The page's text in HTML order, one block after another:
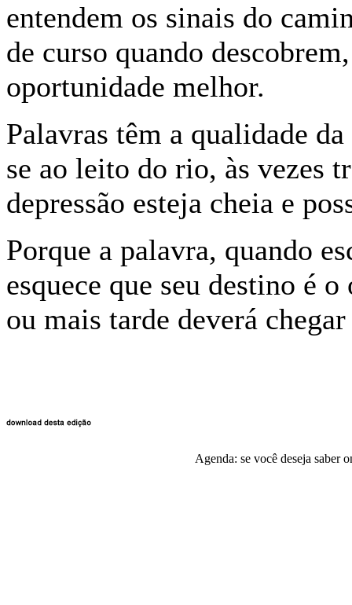
entendem os sinais do
de curso quando
oportunidade melhor.
Palavras têm a qualidade
se ao leito do rio, às vezes
depressão esteja cheia e
Porque a palavra, quando
esquece que seu destino é
ou mais tarde deverá
Agenda: se você deseja saber